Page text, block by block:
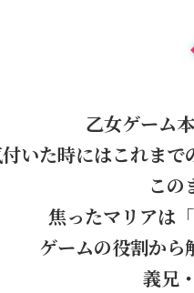
乙女ゲーム
いた時にはこれま
この
焦ったマリアは
ゲームの役割から
義兄